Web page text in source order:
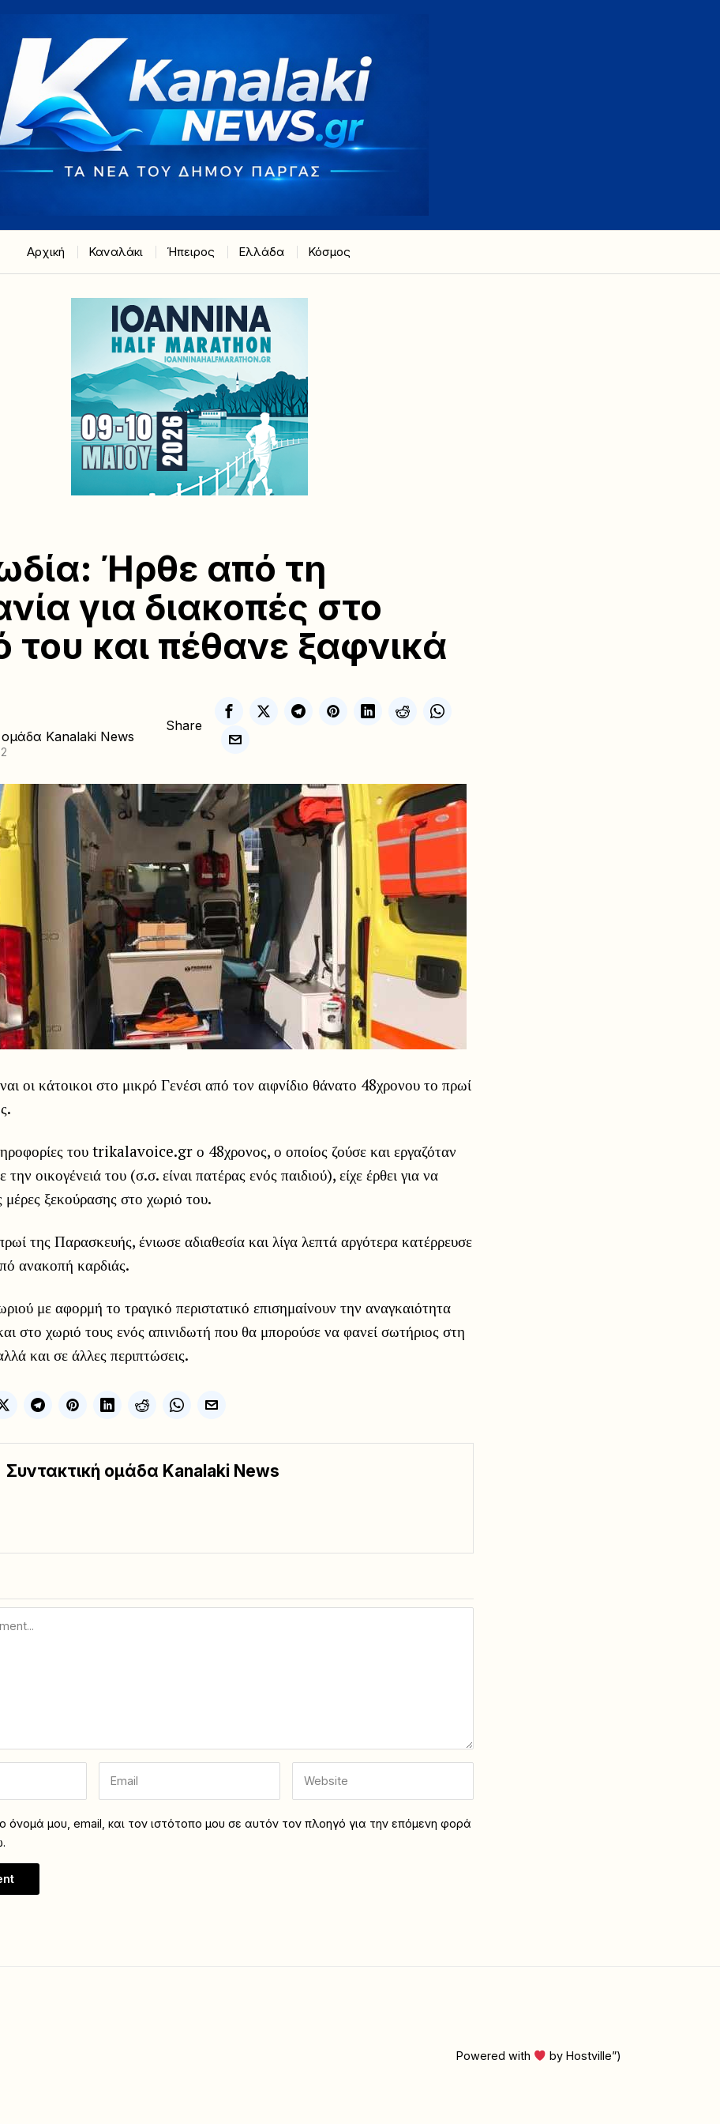
Αρχική Καναλάκι Ήπειρος Ελλάδα Κόσμος
Ήρθε από τη
για διακοπές στο
του και πέθανε ξαφνικά
Kanalaki News
Share
οι κάτοικοι στο μικρό Γενέσι από τον αιφνίδιο θάνατο 48χρονου το πρωί
του trikalavoice.gr ο 48χρονος, ο οποίος ζούσε και εργαζόταν
οικογένειά του (σ.σ. είναι πατέρας ενός παιδιού), είχε έρθει για να
μέρες ξεκούρασης στο χωριό του.
της Παρασκευής, ένιωσε αδιαθεσία και λίγα λεπτά αργότερα κατέρρευσε
ανακοπή καρδιάς.
με αφορμή το τραγικό περιστατικό επισημαίνουν την αναγκαιότητα
στο χωριό τους ενός απινιδωτή που θα μπορούσε να φανεί σωτήριος στη
και σε άλλες περιπτώσεις.
Συντακτική ομάδα Kanalaki News
όνομά μου, email, και τον ιστότοπο μου σε αυτόν τον πλοηγό για την επόμενη φορά
Powered with by Hostville”)